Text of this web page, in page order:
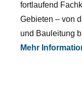
fortlaufend
Gebieten – von
und Bauleitung
Mehr